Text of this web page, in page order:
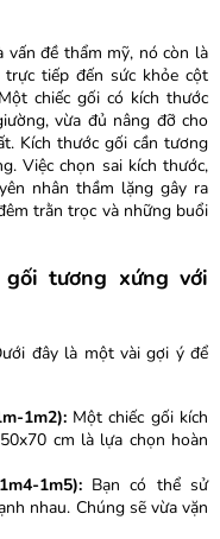
vấn đề thẩm mỹ, nó còn là
tiếp đến sức khỏe cột
chiếc gối có kích thước
vừa đủ nâng đỡ cho
Kích thước gối cần tương
Việc chọn sai kích thước,
nhân thầm lặng gây ra
trằn trọc và những buổi
tương xứng với
đây là một vài gợi ý để
1m2):Một chiếc gối kích
cm là lựa chọn hoàn
1m5):Bạn có thể sử
nhau. Chúng sẽ vừa vặn